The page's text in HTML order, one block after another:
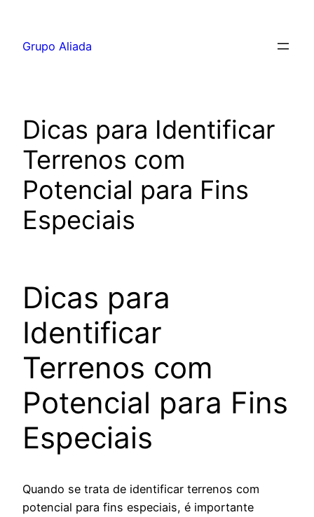
Grupo Aliada
Dicas para Identificar
Terrenos com
Potencial para Fins
Especiais
Dicas para
Identificar
Terrenos com
Potencial para Fins
Especiais
Quando se trata de identificar terrenos com
potencial para fins especiais, é importante